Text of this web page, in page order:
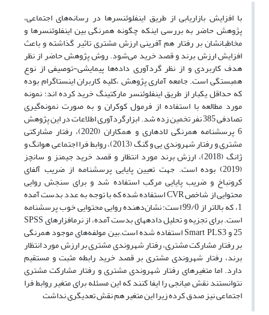
با افزایش بازاریابی از طریق اینفلوئنسرها در رسانه‌های اجتماعی،
پژوهش حاضر به بررسی اینکه چگونه همرنگی بین اینفلوئنسرها و
مخاطبانشان بر رفتار هم آفرینی ارزش مشتری تاثیر گذاشته و باعث
افزایش ارزش برند و قصد خرید می‌شود. روش پژوهش حاضر از نظر
هدف کاربردی و از نظر گردآوری داده‌ها پیمایشی-توصیفی از نوع
همبستگی است. جامعه آماری پژوهش ،کلیه کاربران اینستاگرام بوده
که حداقل یکبار از طریق اینفلوئنسر مارکتینگ خرید کرده اند؛ نمونه
مورد مطالعه با استفاده از فرمول کوکران و به صورت نمونه‌گیری
تصادفی 385 نفر تخمین زده شد. ابزارگردآوری اطلاعات در این پژوهش
6 پرسشنامه همرنگی لادهاری و همکاران (2020)، رفتار مشارکتی
مشتری و رفتار شهروندی یی و گنگ (2013)، روابط فرا اجتماعی هوانگ و
ژانگ (2018)، ارزش برند مورد انتظار و قصد خرید جیمنز و سانچز
(2019) بوده است. جهت تعیین پایایی پرسشنامه از ضریب آلفای
کرونباخ و ضریب پایایی مرکب استفاده شد و برای سنجش روایی
محتوایی از شاخص CVR استفاده شده که با توجه به عدد بدست آمده
1، که بالاتر از 99/0 است؛ نشان‌دهنده روایی محتوایی خوب پرسشنامه
است. برای تجزیه و تحلیل داده‎های بدست آمده، از نرم‎افزارهای SPSS
25 و Smart PLS3 استفاده شده است.بین مولفه‌های موجود همرنگی
بر رفتار مشارکت مشتری، رفتار شهروندی مشتری بر ارزش مورد انتظار
برند، رفتار شهروندی مشتری بر قصد خرید رابطه مثبت و مستقیم
دارد. اما متغیرهای رفتار شهروندی مشتری و رفتار مشارکت مشتری
نتوانستند نقش میانجی را ایفا کنند که این مسئله برای متغیر روابط فرا
اجتماعی نیز صدق کرده زیرا این متغیر هم نقش تعدیگری نداشت